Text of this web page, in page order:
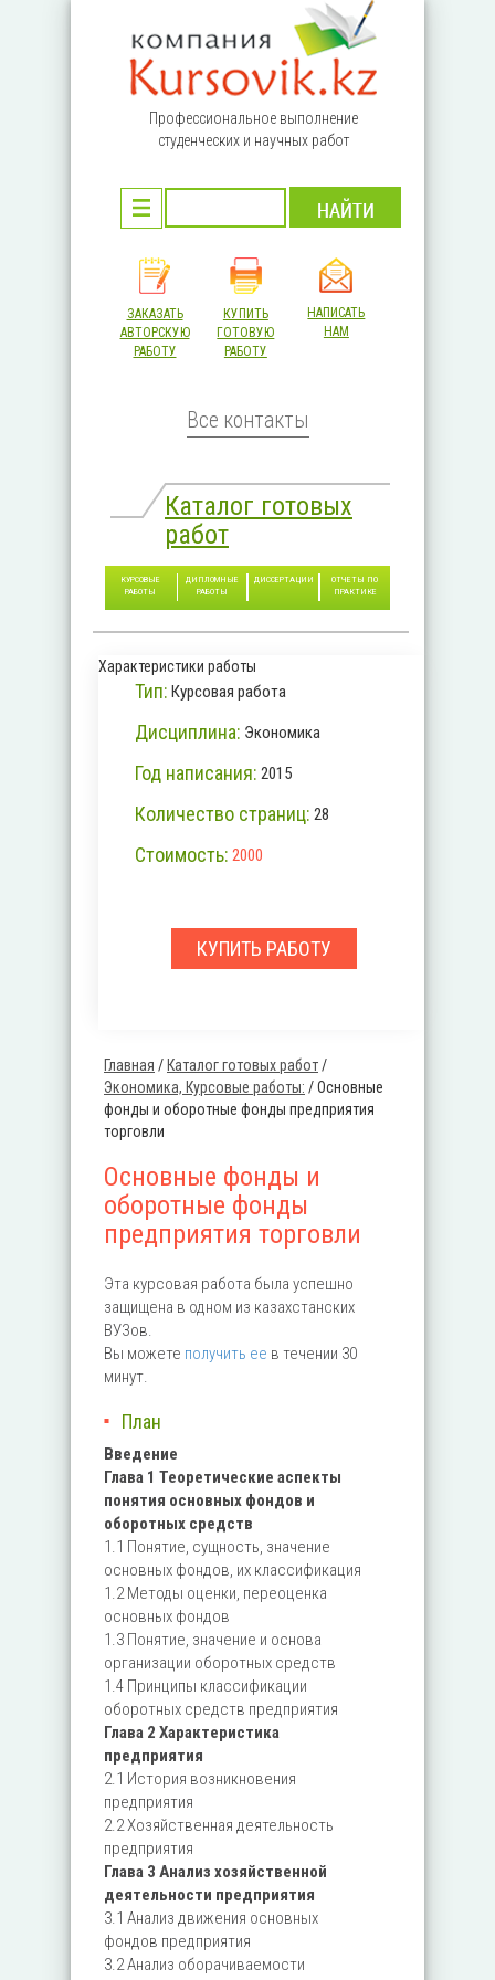
Профессиональное выполнение
студенческих и научных работ
ЗАКАЗАТЬ
АВТОРСКУЮ
РАБОТУ
КУПИТЬ
ГОТОВУЮ
РАБОТУ
НАПИСАТЬ
НАМ
Все контакты
Каталог готовых
работ
КУРСОВЫЕ
РАБОТЫ
ДИПЛОМНЫЕ
РАБОТЫ
ДИССЕРТАЦИИ
ОТЧЕТЫ ПО
ПРАКТИКЕ
Вы здесь
Главная / Каталог готовых работ/
Экономика, Курсовые работы: /Основные
фонды и оборотные фонды предприятия
торговли
Основные фонды и
оборотные фонды
предприятия торговли
Эта курсовая работа была успешно
защищена в одном из казахстанских
ВУЗов.
Вы можете получить ее в течении 30
минут.
План
Введение
Глава 1 Теоретические аспекты
понятия основных фондов и
оборотных средств
1.1 Понятие, сущность, значение
основных фондов, их классификация
1.2 Методы оценки, переоценка
основных фондов
1.3 Понятие, значение и основа
организации оборотных средств
1.4 Принципы классификации
оборотных средств предприятия
Глава 2 Характеристика
предприятия
2.1 История возникновения
предприятия
2.2 Хозяйственная деятельность
предприятия
Глава 3 Анализ хозяйственной
деятельности предприятия
3.1 Анализ движения основных
фондов предприятия
3.2 Анализ оборачиваемости
Характеристики работы
Тип: Курсовая работа
Дисциплина: Экономика
Год написания: 2015
Количество страниц: 28
Стоимость: 2000
КУПИТЬ РАБОТУ